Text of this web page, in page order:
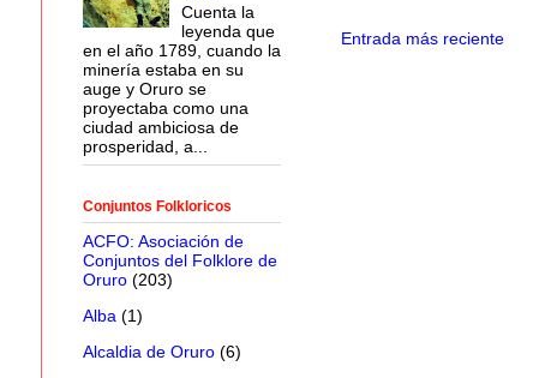
Entrada más reciente
Cuenta la
leyenda que
en el año 1789, cuando la
minería estaba en su
auge y Oruro se
proyectaba como una
ciudad ambiciosa de
prosperidad, a...
Conjuntos Folkloricos
ACFO: Asociación de
Conjuntos del Folklore de
Oruro (203)
Alba (1)
Alcaldia de Oruro (6)